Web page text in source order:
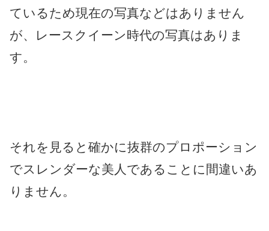
ているため現在の写真などはありません
が、レースクイーン時代の写真はありま
す。
それを見ると確かに抜群のプロポーション
でスレンダーな美人であることに間違いあ
りません。